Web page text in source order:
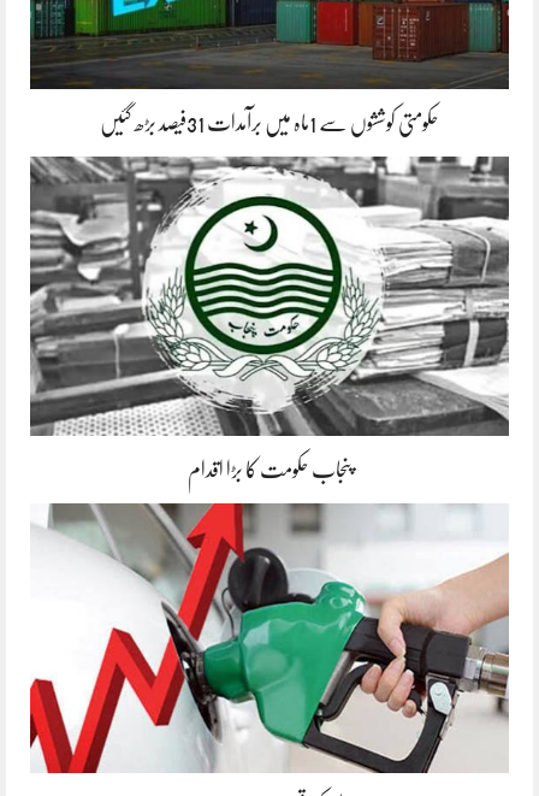
حکومتی کوششوں سے 1ماہ میں برآمدات 31فیصد بڑھ گئیں
پنجاب حکومت کا بڑا اقدام